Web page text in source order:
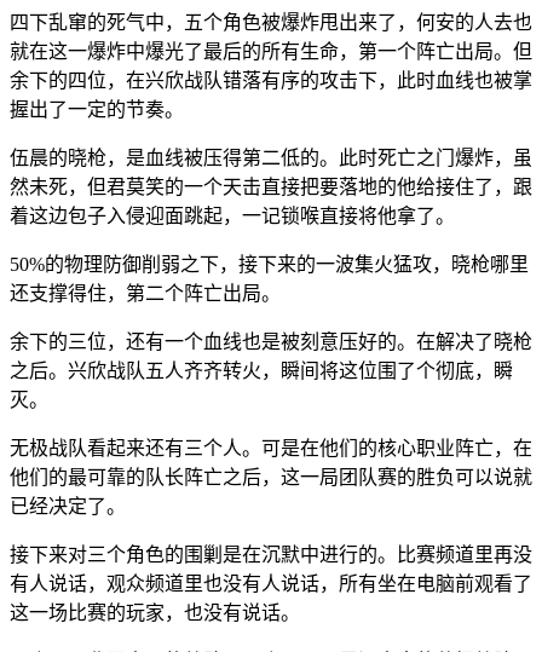
四下乱窜的死气中，五个角色被爆炸甩出来了，何安的人去也
就在这一爆炸中爆光了最后的所有生命，第一个阵亡出局。但
余下的四位，在兴欣战队错落有序的攻击下，此时血线也被掌
握出了一定的节奏。
伍晨的晓枪，是血线被压得第二低的。此时死亡之门爆炸，虽
然未死，但君莫笑的一个天击直接把要落地的他给接住了，跟
着这边包子入侵迎面跳起，一记锁喉直接将他拿了。
50%的物理防御削弱之下，接下来的一波集火猛攻，晓枪哪里
还支撑得住，第二个阵亡出局。
余下的三位，还有一个血线也是被刻意压好的。在解决了晓枪
之后。兴欣战队五人齐齐转火，瞬间将这位围了个彻底，瞬
灭。
无极战队看起来还有三个人。可是在他们的核心职业阵亡，在
他们的最可靠的队长阵亡之后，这一局团队赛的胜负可以说就
已经决定了。
接下来对三个角色的围剿是在沉默中进行的。比赛频道里再没
有人说话，观众频道里也没有人说话，所有坐在电脑前观看了
这一场比赛的玩家，也没有说话。